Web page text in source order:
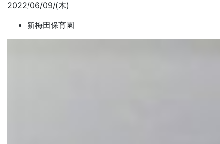
2022/06/09/(木)
新梅田保育園